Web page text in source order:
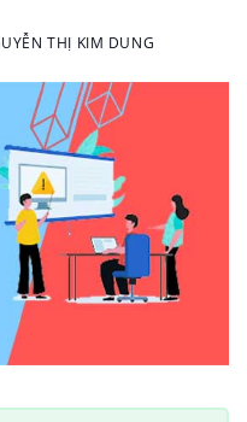
THỊ KIM DUNG